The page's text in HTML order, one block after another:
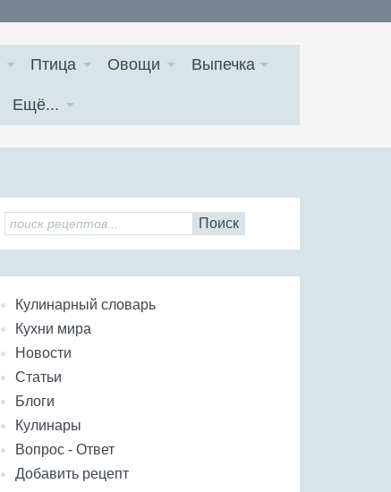
Птица Овощи Выпечка
Ещё...
Поиск
Кулинарный словарь
Кухни мира
Новости
Статьи
Блоги
Кулинары
Вопрос - Ответ
Добавить рецепт